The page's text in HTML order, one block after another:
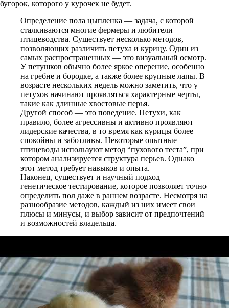
бугорок, которого у курочек не будет.
Определение пола цыпленка — задача, с которой
сталкиваются многие фермеры и любители
птицеводства. Существует несколько методов,
позволяющих различить петуха и курицу. Один из
самых распространенных — это визуальный осмотр.
У петушков обычно более яркое оперение, особенно
на гребне и бородке, а также более крупные лапы. В
возрасте нескольких недель можно заметить, что у
петухов начинают проявляться характерные черты,
такие как длинные хвостовые перья.
Другой способ — это поведение. Петухи, как
правило, более агрессивны и активно проявляют
лидерские качества, в то время как курицы более
спокойны и заботливы. Некоторые опытные
птицеводы используют метод “пухового теста”, при
котором анализируется структура перьев. Однако
этот метод требует навыков и опыта.
Наконец, существует и научный подход —
генетическое тестирование, которое позволяет точно
определить пол даже в раннем возрасте. Несмотря на
разнообразие методов, каждый из них имеет свои
плюсы и минусы, и выбор зависит от предпочтений
и возможностей владельца.